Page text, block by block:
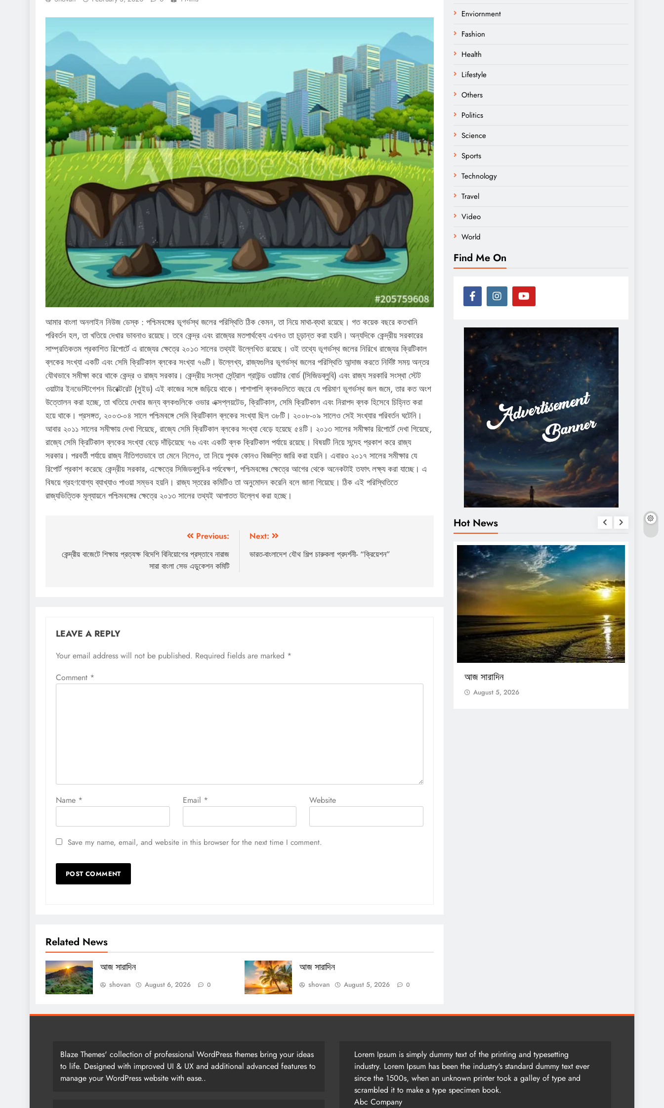
আমার বাংলা অনলাইন নিউজ ডেস্ক : পশ্চিমবঙ্গের ভূগর্ভস্থ জলের পরিস্থিতি ঠিক কেমন, তা নিয়ে মাথা-ব্যথা রয়েছে। গত কয়েক বছরে কতখানি
পরিবর্তন হল, তা খতিয়ে দেখার ভাবনাও রয়েছে। তবে কেন্দ্র এবং রাজ্যের মতপার্থক্যে এখনও তা চূড়ান্ত করা হয়নি। অন্যদিকে কেন্দ্রীয় সরকারের
সাম্প্রতিকতম প্রকাশিত রিপোর্টে এ রাজ্যের ক্ষেত্রে ২০১৩ সালের তথ্যই উল্লেখিত রয়েছে। ওই তথ্যে ভূগর্ভস্থ জলের নিরিখে রাজ্যের ক্রিটিকাল
ব্লকের সংখ্যা একটি এবং সেমি ক্রিটিকাল ব্লকের সংখ্যা ৭৬টি। উল্লেখ্য, রাজ্যগুলির ভূগর্ভস্থ জলের পরিস্থিতি আন্দাজ করতে নির্দিষ্ট সময় অন্তর
যৌথভাবে সমীক্ষা করে থাকে কেন্দ্র ও রাজ্য সরকার। কেন্দ্রীয় সংস্থা সেন্ট্রাল গ্রাউন্ড ওয়াটার বোর্ড (সিজিডব্লুবি) এবং রাজ্য সরকারি সংস্থা স্টেট
ওয়াটার ইনভেস্টিগেশন ডিরেক্টরেট (সুইড) এই কাজের সঙ্গে জড়িয়ে থাকে। পাশাপাশি ব্লকগুলিতে বছরে যে পরিমাণ ভূগর্ভস্থ জল জমে, তার কত অংশ
উত্তোলন করা হচ্ছে, তা খতিয়ে দেখার জন্য ব্লকগুলিকে ওভার এক্সপ্লয়টেড, ক্রিটিকাল, সেমি ক্রিটিকাল এবং নিরাপদ ব্লক হিসেবে চিহ্নিত করা
হয়ে থাকে। প্রসঙ্গত, ২০০৩-০৪ সালে পশ্চিমবঙ্গে সেমি ক্রিটিকাল ব্লকের সংখ্যা ছিল ৩৮টি। ২০০৮-০৯ সালেও সেই সংখ্যার পরিবর্তন ঘটেনি।
আবার ২০১১ সালের সমীক্ষায় দেখা গিয়েছে, রাজ্যে সেমি ক্রিটিকাল ব্লকের সংখ্যা বেড়ে হয়েছে ৫৪টি। ২০১৩ সালের সমীক্ষার রিপোর্টে দেখা গিয়েছে,
রাজ্যে সেমি ক্রিটিকাল ব্লকের সংখ্যা বেড়ে দাঁড়িয়েছে ৭৬ এবং একটি ব্লক ক্রিটিকাল পর্যায়ে রয়েছে। বিষয়টি নিয়ে সন্দেহ প্রকাশ করে রাজ্য
সরকার। পরবর্তী পর্যায়ে রাজ্য নীতিগতভাবে তা মেনে নিলেও, তা নিয়ে পৃথক কোনও বিজ্ঞপ্তি জারি করা হয়নি। এবারও ২০১৭ সালের সমীক্ষার যে
রিপোর্ট প্রকাশ করেছে কেন্দ্রীয় সরকার, এক্ষেত্রে সিজিডব্লুবি-র পর্যবেক্ষণ, পশ্চিমবঙ্গের ক্ষেত্রে আগের থেকে অনেকটাই তফাৎ লক্ষ্য করা যাচ্ছে। এ
বিষয়ে গ্রহণযোগ্য ব্যাখ্যাও পাওয়া সম্ভব হয়নি। রাজ্য স্তরের কমিটিও তা অনুমোদন করেনি বলে জানা গিয়েছে। ঠিক এই পরিস্থিতিতে
রাজ্যভিত্তিক মূল্যায়নে পশ্চিমবঙ্গের ক্ষেত্রে ২০১৩ সালের তথ্যই আপাতত উল্লেখ করা হচ্ছে।
navigation
Previous:
কেন্দ্রীয় বাজেটে শিক্ষায় প্রত্যক্ষ বিদেশি বিনিয়োগের প্রস্তাবে নারাজ
সারা বাংলা সেভ এডুকেশন কমিটি
Next:
ভারত-বাংলাদেশ যৌথ শিল্প চারুকলা প্রদর্শনী- “ক্রিয়েশন”
LEAVE A REPLY
Your email address will not be published. Required fields are marked *
Comment *
Name * Email * Website
Save my name, email, and website in this browser for the next time I comment.
Related News
আজ সারাদিন
shovan August 6, 2026 0
আজ সারাদিন
shovan August 5, 2026 0
Enviornment
Fashion
Health
Lifestyle
Others
Politics
Science
Sports
Technology
Travel
Video
World
Find Me On
Hot News
আজ সারাদিন
August 5, 2026
Blaze Themes' collection of professional WordPress themes bring your ideas
to life. Designed with improved UI & UX and additional advanced features to
manage your WordPress website with ease..
Lorem Ipsum is simply dummy text of the printing and typesetting
industry. Lorem Ipsum has been the industry's standard dummy text ever
since the 1500s, when an unknown printer took a galley of type and
scrambled it to make a type specimen book.
Abc Company